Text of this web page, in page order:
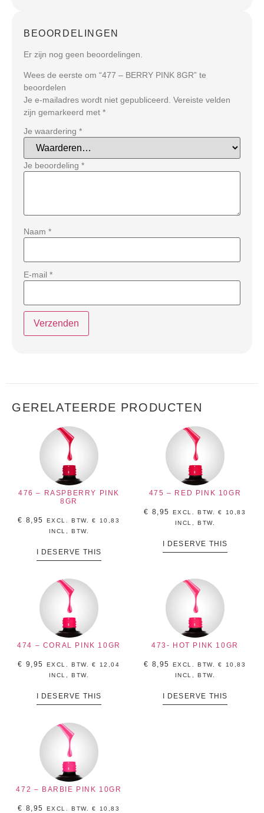
BEOORDELINGEN
Er zijn nog geen beoordelingen.
Wees de eerste om “477 – BERRY PINK 8GR” te
beoordelen
Je e-mailadres wordt niet gepubliceerd. Vereiste velden
zijn gemarkeerd met *
Je waardering *
Je beoordeling *
Naam *
E-mail *
GERELATEERDE PRODUCTEN
476 – RASPBERRY PINK
8GR
€ 8,95 EXCL. BTW.€
10,83
INCL, BTW.
I DESERVE THIS
475 – RED PINK 10GR
€ 8,95 EXCL. BTW.€
10,83
INCL, BTW.
I DESERVE THIS
474 – CORAL PINK 10GR
€ 9,95 EXCL. BTW.€
12,04
INCL, BTW.
I DESERVE THIS
473- HOT PINK 10GR
€ 8,95 EXCL. BTW.€
10,83
INCL, BTW.
I DESERVE THIS
472 – BARBIE PINK 10GR
€ 8,95 EXCL. BTW.€
10,83